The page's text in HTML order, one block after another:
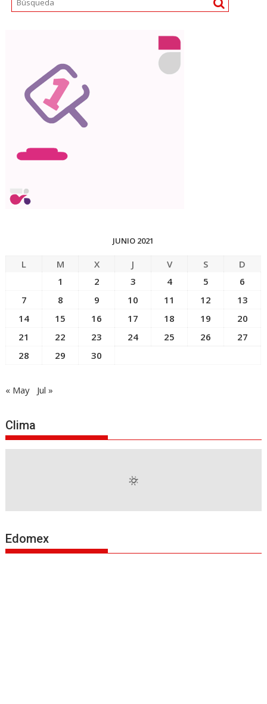
JUNIO 2021
L M X J V S
D
1
2 3 4 5
6
7
8 9 10 11 12
13
14
15 16 17 18 19
20
21
22 23 24 25 26
27
28
29 30
« May Jul »
Clima
Edomex